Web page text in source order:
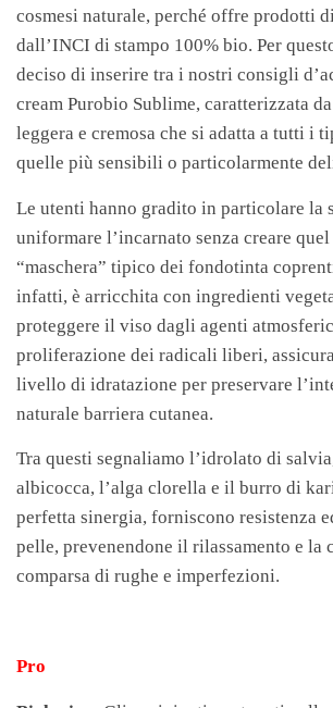
cosmesi naturale, perché offre prodotti
dall’INCI di stampo 100% bio. Per
deciso di inserire tra i nostri consigli
cream Purobio Sublime, caratterizzata
leggera e cremosa che si adatta a tutti i
quelle più sensibili o particolarmente
Le utenti hanno gradito in particolare la
uniformare l’incarnato senza creare
“maschera” tipico dei fondotinta
infatti, è arricchita con ingredienti
proteggere il viso dagli agenti
proliferazione dei radicali liberi,
livello di idratazione per preservare
naturale barriera cutanea.
Tra questi segnaliamo l’idrolato di
albicocca, l’alga clorella e il burro di
perfetta sinergia, forniscono resistenza
pelle, prevenendone il rilassamento e la
comparsa di rughe e imperfezioni.
Pro